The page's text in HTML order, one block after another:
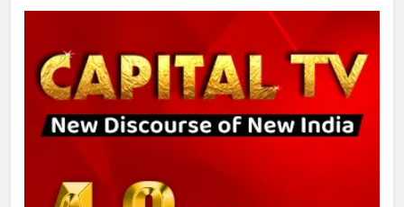
गाजा युद्धविराम को लेकर बड़ी खबरें
8
चुनाव से पहले लालू परिवार पर बड़ा झटका,
तय किए